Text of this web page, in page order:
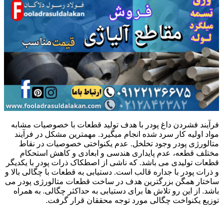
فرآیند فشردن داغ پودر با هدف تولید قطعات با خصوصیات مشابه
مواد اولیه کار سرد شده انجام میگیرد. مهمترین مشکل در فرآیند
متالورژی پودر وجود تخلخل. عدم یکنواختی خصوصیات در نقاط
مختلف قطعه، عدم پایداری هندسی و ابعادی و کاهش استحکام
قطعات تولیدی می باشد. که ناشی از اصطکاک ذرات پودر با یکدیگر
و ذرات پودر با جداره قالب است. دستیابی به قطعات با چگالی بالا و
ساختار همگن بزرگترین هدف در ساخت قطعات متالورژی پودر می
باشد. از این رو تلاش ها برای دستیابی به حداکثر چگالی. به همراه
توزیع یکنواخت چگالی مورد توجه محققان قرار گرفت.